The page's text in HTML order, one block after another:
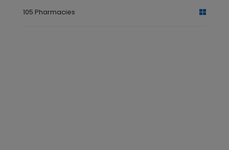
105 Pharmacies